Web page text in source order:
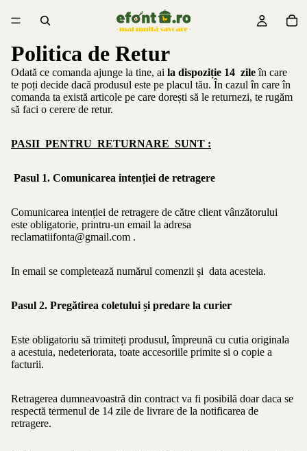
Politica de Retur
Odată ce comanda ajunge la tine, ai la dispoziție 14 zileîn care
te poți decide dacă produsul este pe placul tău. În cazul în care în
comanda ta există articole pe care dorești să le returnezi, te rugăm
să faci o cerere de retur.
PASII PENTRU RETURNARE SUNT :
Pasul 1. Comunicarea intenției de retragere
Comunicarea intenției de retragere de către client vânzătorului
este obligatorie, printru-un email la adresa
reclamatiifonta@gmail.com .
In email se completează numărul comenzii și data acesteia.
Pasul 2. Pregătirea coletului și predare la curier
Este obligatoriu să trimiteți produsul, împreună cu cutia originala
a acestuia, nedeteriorata, toate accesoriile primite si o copie a
facturii.
Retragerea dumneavoastră din contract va fi posibilă doar daca se
respectă termenul de 14 zile de livrare de la notificarea de
retragere.